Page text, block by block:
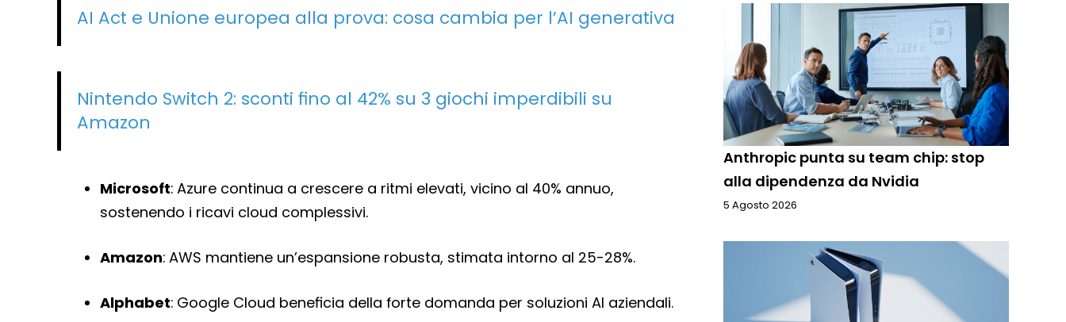
AI Act e Unione europea alla prova: cosa cambia per l’AI generativa
Nintendo Switch 2: sconti fino al 42% su 3 giochi imperdibili su
Amazon
Microsoft: Azure continua a crescere a ritmi elevati, vicino al 40% annuo,
sostenendo i ricavi cloud complessivi.
Amazon: AWS mantiene un’espansione robusta, stimata intorno al 25-28%.
Alphabet: Google Cloud beneficia della forte domanda per soluzioni AI aziendali.
Anthropic punta su team chip: stop
alla dipendenza da Nvidia
5 Agosto 2026